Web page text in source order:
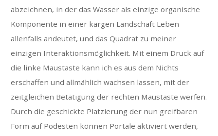
abzeichnen, in der das Wasser als einzige organische
Komponente in einer kargen Landschaft Leben
allenfalls andeutet, und das Quadrat zu meiner
einzigen Interaktionsmöglichkeit. Mit einem Druck auf
die linke Maustaste kann ich es aus dem Nichts
erschaffen und allmählich wachsen lassen, mit der
zeitgleichen Betätigung der rechten Maustaste werfen.
Durch die geschickte Platzierung der nun greifbaren
Form auf Podesten können Portale aktiviert werden,